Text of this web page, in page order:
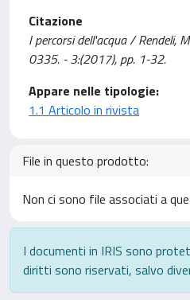
Citazione
I percorsi dell'acqua / Rendeli,
0335. - 3:(2017), pp. 1-32.
Appare nelle tipologie:
1.1 Articolo in rivista
File in questo prodotto:
Non ci sono file associati a
I documenti in IRIS sono
diritti sono riservati, salvo